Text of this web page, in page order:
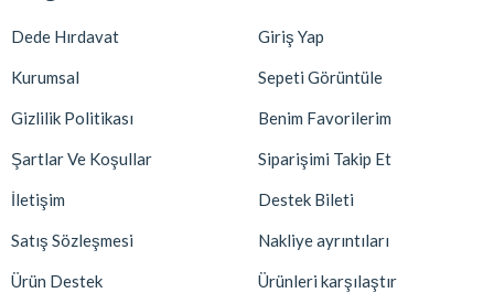
Dede Hırdavat
Kurumsal
Gizlilik Politikası
Şartlar Ve Koşullar
İletişim
Satış Sözleşmesi
Ürün Destek
Giriş Yap
Sepeti Görüntüle
Benim Favorilerim
Siparişimi Takip Et
Destek Bileti
Nakliye ayrıntıları
Ürünleri karşılaştır